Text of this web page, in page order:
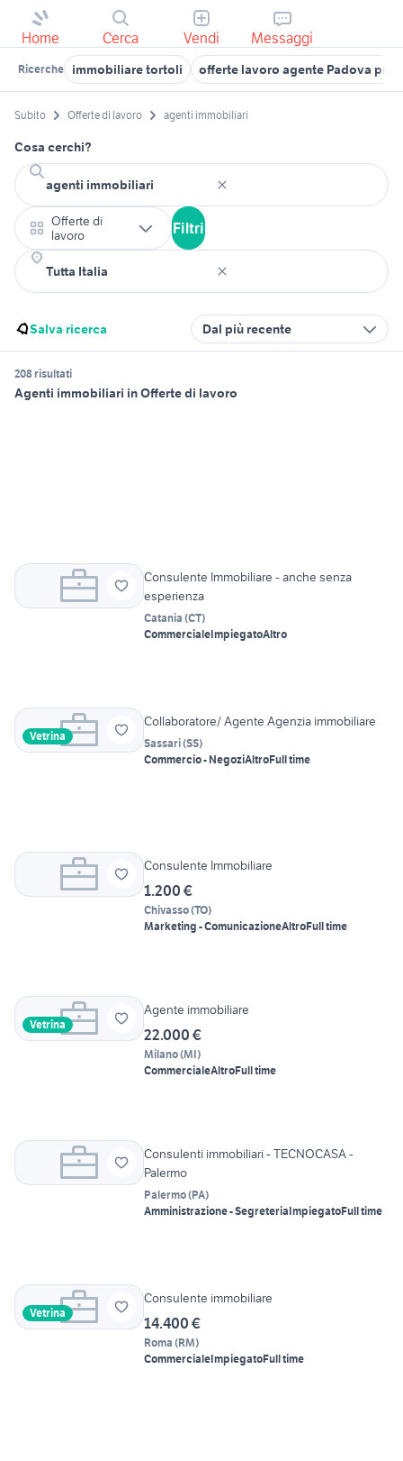
Home Cerca Vendi Messaggi
Ricerche immobiliare tortoli offerte lavoro agente Padova
Subito Offerte di lavoro agenti immobiliari
Cosa cerchi?
Offerte di
lavoro
Filtri
Salva ricerca Dal più recente
208 risultati
Agenti immobiliari in Offerte di lavoro
Consulente Immobiliare - anche senza
esperienza
Catania (CT)
CommercialeImpiegatoAltro
Vetrina
Collaboratore/ Agente Agenzia immobiliare
Sassari(SS)
Commercio - NegoziAltroFull time
Consulente Immobiliare
1.200 €
Chivasso(TO)
Marketing - ComunicazioneAltroFull time
Vetrina
Agente immobiliare
22.000 €
Milano(MI)
CommercialeAltroFull time
Consulenti immobiliari - TECNOCASA -
Palermo
Palermo(PA)
Amministrazione - SegreteriaImpiegatoFull time
Vetrina
Consulente immobiliare
14.400 €
Roma (RM)
CommercialeImpiegatoFull time